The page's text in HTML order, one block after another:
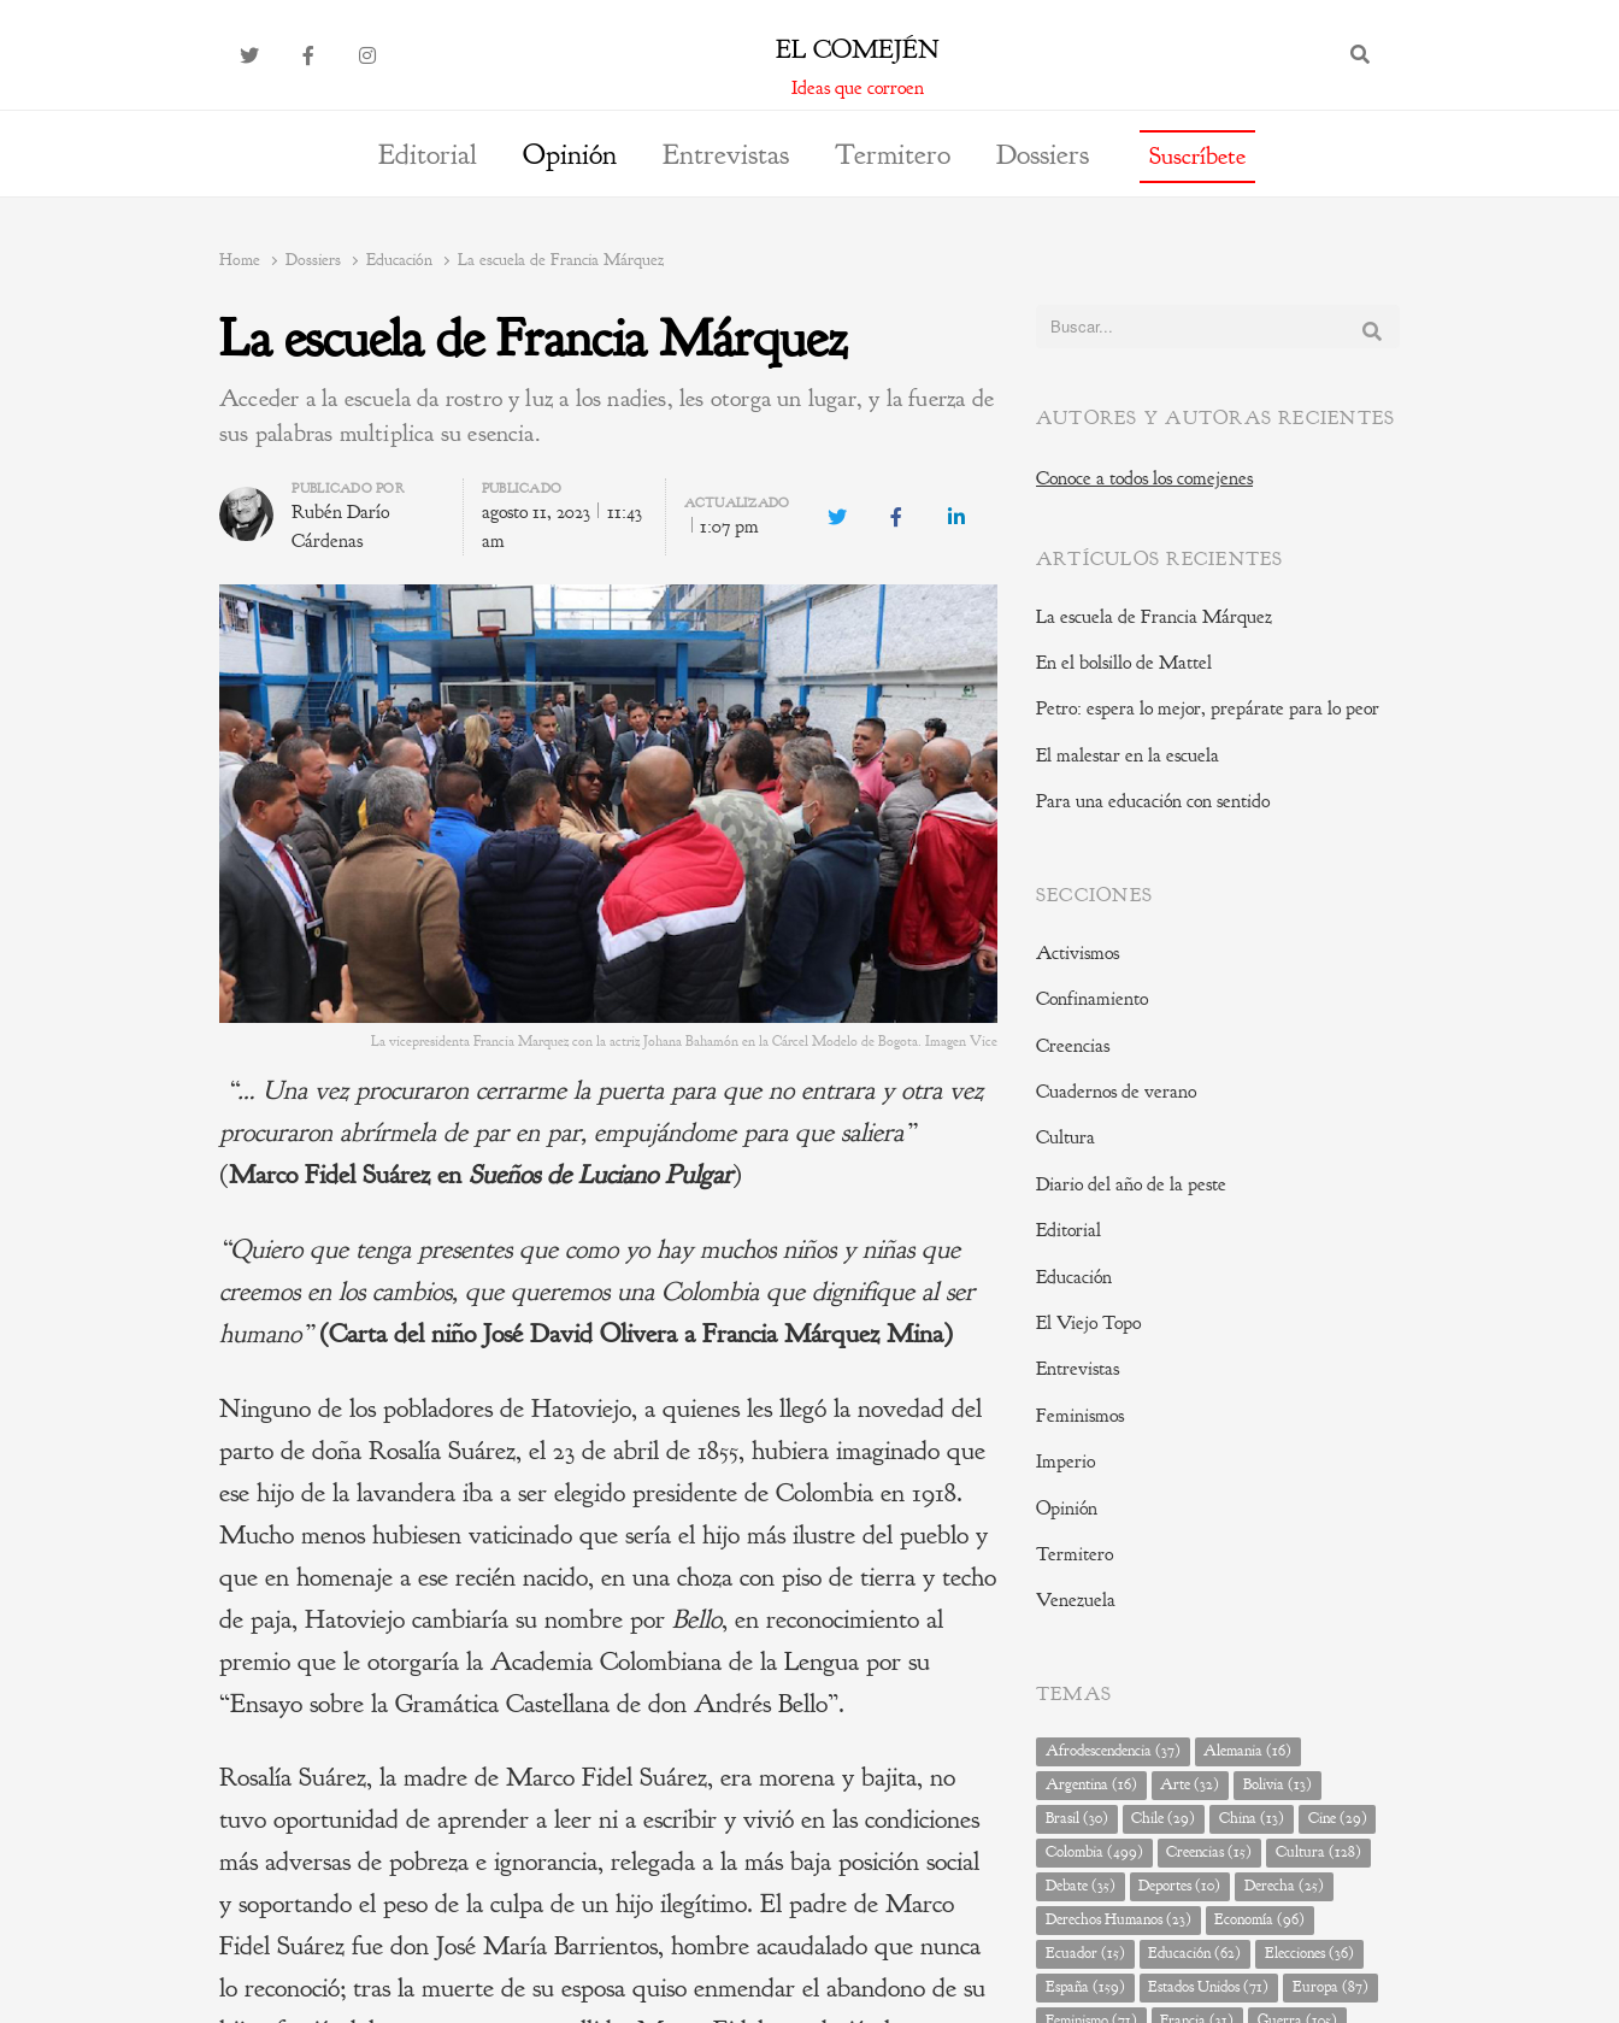
EL COMEJÉN
Ideas que corroen
BUSCAR
Editorial Opinión Entrevistas Termitero Dossiers Suscríbete
Home Dossiers Educación La escuela de Francia Márquez
La escuela de Francia Márquez
Acceder a la escuela da rostro y luz a los nadies, les otorga un lugar, y la fuerza de
sus palabras multiplica su esencia.
Author
PUBLICADO POR
Rubén Darío
Cárdenas
PUBLICADO
agosto 11, 2023
11:43
am
ACTUALIZADO
1:07 pm TwitterFacebookLinkedIn
La vicepresidenta Francia Marquez con la actriz Johana Bahamón en la Cárcel Modelo de Bogota. Imagen Vice
“… Una vez procuraron cerrarme la puerta para que no entrara y otra vez
procuraron abrírmela de par en par, empujándome para que saliera”
(Marco Fidel Suárez en Sueños de Luciano Pulgar)
“Quiero que tenga presentes que como yo hay muchos niños y niñas que
creemos en los cambios, que queremos una Colombia que dignifique al ser
humano” (Carta del niño José David Olivera a Francia Márquez Mina)
Ninguno de los pobladores de Hatoviejo, a quienes les llegó la novedad del
parto de doña Rosalía Suárez, el 23 de abril de 1855, hubiera imaginado que
ese hijo de la lavandera iba a ser elegido presidente de Colombia en 1918.
Mucho menos hubiesen vaticinado que sería el hijo más ilustre del pueblo y
que en homenaje a ese recién nacido, en una choza con piso de tierra y techo
de paja, Hatoviejo cambiaría su nombre por Bello, en reconocimiento al
premio que le otorgaría la Academia Colombiana de la Lengua por su
“Ensayo sobre la Gramática Castellana de don Andrés Bello”.
Rosalía Suárez, la madre de Marco Fidel Suárez, era morena y bajita, no
tuvo oportunidad de aprender a leer ni a escribir y vivió en las condiciones
más adversas de pobreza e ignorancia, relegada a la más baja posición social
y soportando el peso de la culpa de un hijo ilegítimo. El padre de Marco
Fidel Suárez fue don José María Barrientos, hombre acaudalado que nunca
lo reconoció; tras la muerte de su esposa quiso enmendar el abandono de su
Buscar:
AUTORES Y AUTORAS RECIENTES
Conoce a todos los comejenes
ARTÍCULOS RECIENTES
La escuela de Francia Márquez
En el bolsillo de Mattel
Petro: espera lo mejor, prepárate para lo peor
El malestar en la escuela
Para una educación con sentido
SECCIONES
Activismos
Confinamiento
Creencias
Cuadernos de verano
Cultura
Diario del año de la peste
Editorial
Educación
El Viejo Topo
Entrevistas
Feminismos
Imperio
Opinión
Termitero
Venezuela
TEMAS
Afrodescendencia(37) Alemania(16)
Argentina(16) Arte(32) Bolivia(13)
Brasil(30) Chile(29) China(13) Cine(29)
Colombia(499) Creencias(15) Cultura(128)
Debate(35) Deportes(10) Derecha(25)
Derechos Humanos(23) Economía(96)
Ecuador(15) Educación(62) Elecciones(36)
España(159) Estados Unidos(71) Europa(87)